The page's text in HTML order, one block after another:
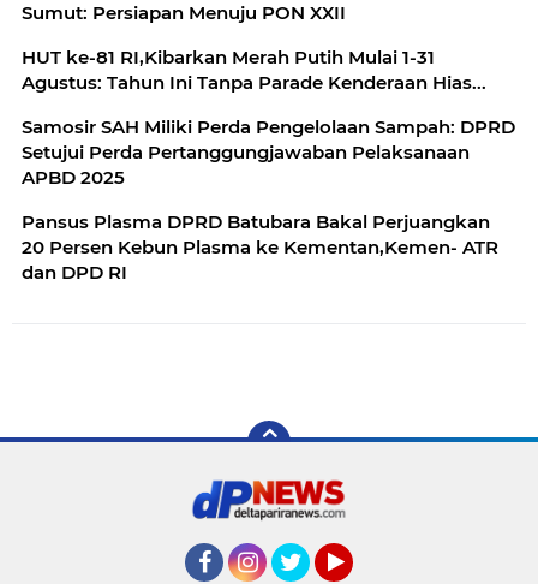
Sumut: Persiapan Menuju PON XXII
HUT ke-81 RI,Kibarkan Merah Putih Mulai 1-31
Agustus: Tahun Ini Tanpa Parade Kenderaan Hias...
Samosir SAH Miliki Perda Pengelolaan Sampah: DPRD
Setujui Perda Pertanggungjawaban Pelaksanaan
APBD 2025
Pansus Plasma DPRD Batubara Bakal Perjuangkan
20 Persen Kebun Plasma ke Kementan,Kemen- ATR
dan DPD RI